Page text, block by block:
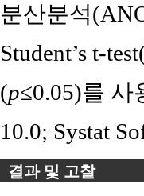
분산분석
Student’s t-
(p≤0.05)를 사
10.0; Systat
결과 및 고찰